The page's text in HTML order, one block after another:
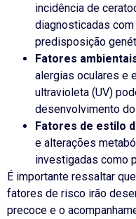
incidência de
diagnosticadas
predisposição
Fatores
alergias oculares e
ultravioleta (UV)
desenvolvimento
Fatores de estilo
e alterações
investigadas como
É importante ressaltar
fatores de risco irão
precoce e o